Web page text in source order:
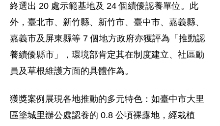
終選出 20 處示範基地及 24 個績優認養單位。此
外，臺北市、新竹縣、新竹市、臺中市、嘉義縣、
嘉義市及屏東縣等 7 個地方政府亦獲評為「推動認
養績優縣市」，環境部肯定其在制度建立、社區動
員及草根維護方面的具體作為。
獲獎案例展現各地推動的多元特色：如臺中市大里
區塗城里辦公處認養的 0.8 公頃裸露地，經栽植